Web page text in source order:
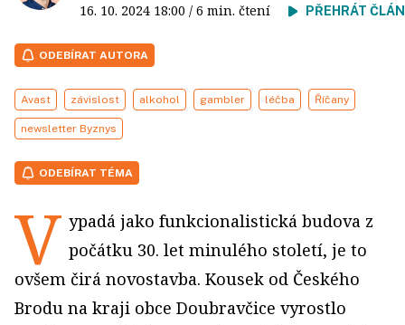
16. 10. 2024 18:00 / 6 min. čtení PŘEHRÁT
ODEBÍRAT AUTORA
Avast závislost alkohol gambler léčba Říčany
newsletter Byznys
ODEBÍRAT TÉMA
V ypadá jako funkcionalistická budova z
počátku 30. let minulého století, je to
ovšem čirá novostavba. Kousek od Českého
Brodu na kraji obce Doubravčice vyrostlo